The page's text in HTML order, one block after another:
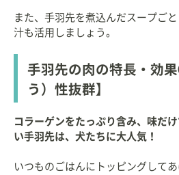
また、手羽先を煮込んだスープご
汁も活用しましょう。
手羽先の肉の特長・効
う）性抜群】
コラーゲンをたっぷり含み、味だ
い手羽先は、犬たちに大人気！
いつものごはんにトッピングして